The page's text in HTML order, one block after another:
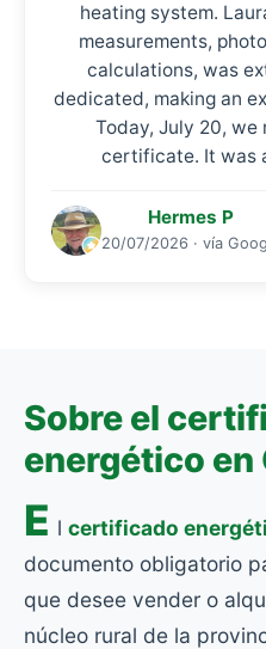
heating system.
measurements,
calculations, was
dedicated, making an
Today, July 20,
certificate. It was
Hermes P
20/07/2026 · vía
Sobre el
energético en
E l certificado
documento obligatorio
que desee vender o
núcleo rural de la